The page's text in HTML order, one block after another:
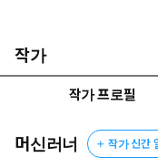
표 분석 능력이 없어도 투
직장인 투자자이자 AI
는 냉정한 감독자가 되
는 것이 책의 핵심”이라
나 자신만의 투자철학과
작가
작가 프로필
머신러너 작가 신간